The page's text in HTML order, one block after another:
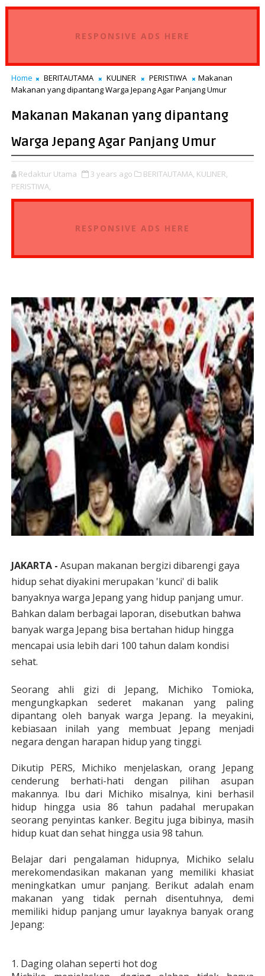
RESPONSIVE ADS HERE
Home BERITAUTAMA KULINER PERISTIWA
Makanan
Makanan yang dipantang Warga Jepang Agar Panjang Umur
Makanan Makanan yang dipantang
Warga Jepang Agar Panjang Umur
Redaktur Utama 3 years ago BERITAUTAMA, KULINER,
PERISTIWA,
RESPONSIVE ADS HERE
JAKARTA - Asupan makanan bergizi dibarengi gaya
hidup sehat diyakini merupakan 'kunci' di balik
banyaknya warga Jepang yang hidup panjang umur.
Bahkan dalam berbagai laporan, disebutkan bahwa
banyak warga Jepang bisa bertahan hidup hingga
mencapai usia lebih dari 100 tahun dalam kondisi
sehat.
Seorang ahli gizi di Jepang, Michiko Tomioka,
mengungkapkan sederet makanan yang paling
dipantang oleh banyak warga Jepang. Ia meyakini,
kebiasaan inilah yang membuat Jepang menjadi
negara dengan harapan hidup yang tinggi.
Dikutip PERS, Michiko menjelaskan, orang Jepang
cenderung berhati-hati dengan pilihan asupan
makannya. Ibu dari Michiko misalnya, kini berhasil
hidup hingga usia 86 tahun padahal merupakan
seorang penyintas kanker. Begitu juga bibinya, masih
hidup kuat dan sehat hingga usia 98 tahun.
Belajar dari pengalaman hidupnya, Michiko selalu
merekomendasikan makanan yang memiliki khasiat
meningkatkan umur panjang. Berikut adalah enam
makanan yang tidak pernah disentuhnya, demi
memiliki hidup panjang umur layaknya banyak orang
Jepang:
1. Daging olahan seperti hot dog